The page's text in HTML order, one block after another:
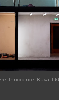
Innocence. Kuva: